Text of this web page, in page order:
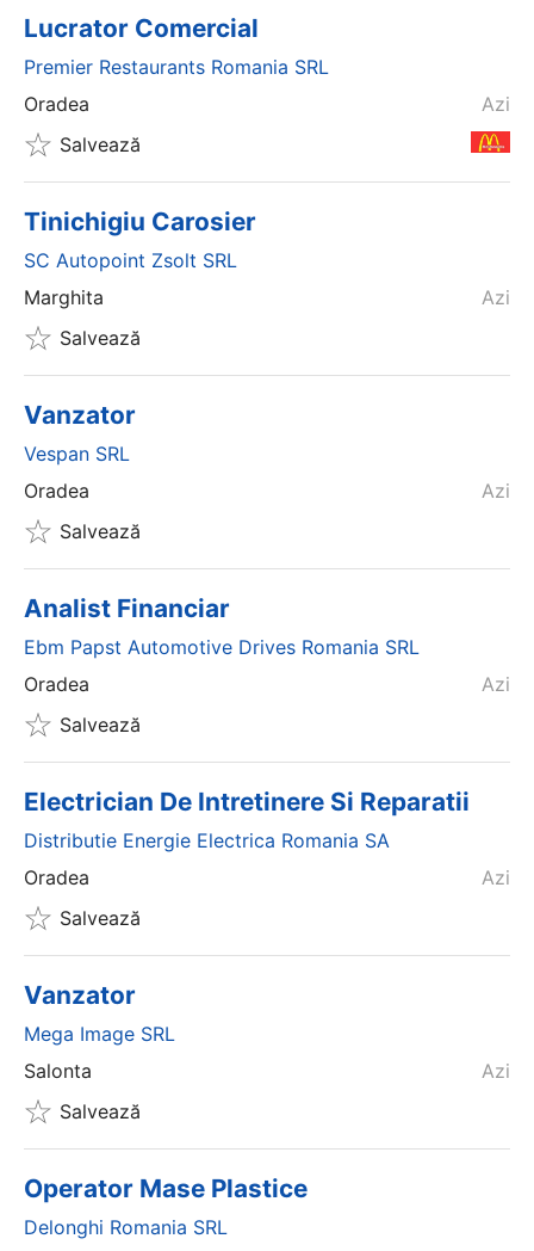
Lucrator Comercial
Premier Restaurants Romania SRL
Azi
Oradea
Salvează
Tinichigiu Carosier
SC Autopoint Zsolt SRL
Azi
Marghita
Salvează
Vanzator
Vespan SRL
Azi
Oradea
Salvează
Analist Financiar
Ebm Papst Automotive Drives Romania SRL
Azi
Oradea
Salvează
Electrician De Intretinere Si Reparatii
Distributie Energie Electrica Romania SA
Azi
Oradea
Salvează
Vanzator
Mega Image SRL
Azi
Salonta
Salvează
Operator Mase Plastice
Delonghi Romania SRL